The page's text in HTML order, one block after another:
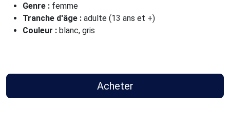
Genre : femme
Tranche d'âge : adulte (13 ans et +)
Couleur : blanc, gris
Acheter